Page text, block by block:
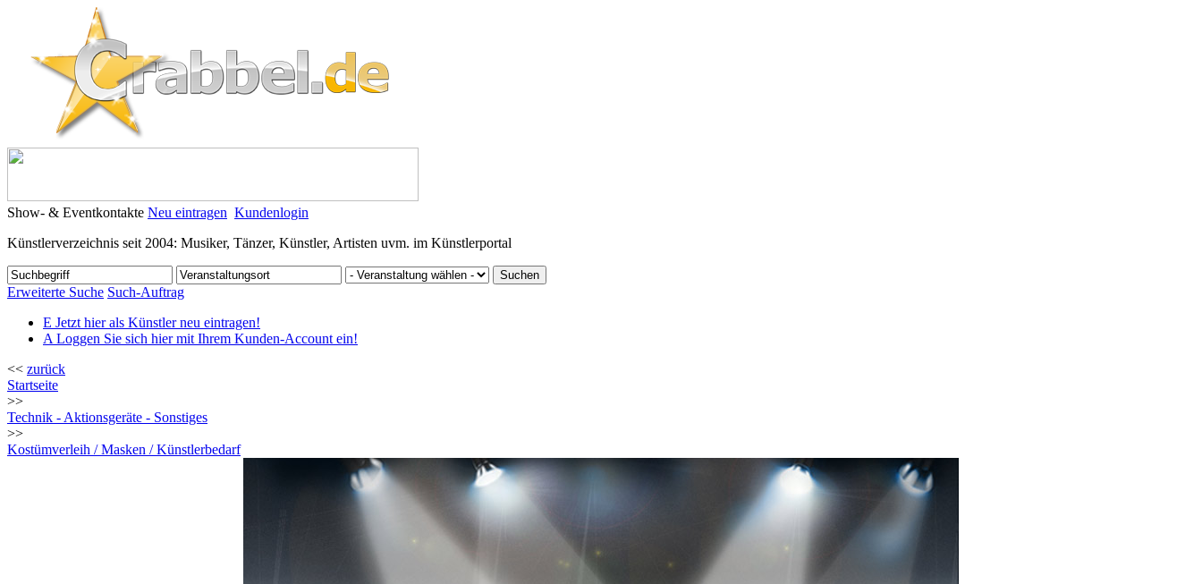
Show- & Eventkontakte Neu eintragen Kundenlogin
Künstlerverzeichnis seit 2004: Musiker, Tänzer, Künstler, Artisten uvm. im Künstlerportal
Erweiterte Suche Such-Auftrag
E Jetzt hier als Künstler neu eintragen!
A Loggen Sie sich hier mit Ihrem Kunden-Account ein!
<< zurück
Startseite
>>
Technik - Aktionsgeräte - Sonstiges
>>
Kostümverleih / Masken / Künstlerbedarf